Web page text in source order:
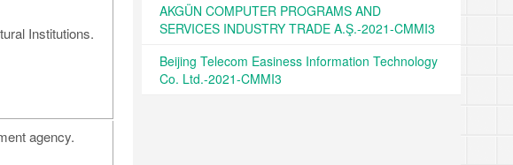
Institutions.
agency.
AKGÜN COMPUTER PROGRAMS AND
SERVICES INDUSTRY TRADE A.Ş.-2021-CMMI3
Beijing Telecom Easiness Information Technology
Co. Ltd.-2021-CMMI3